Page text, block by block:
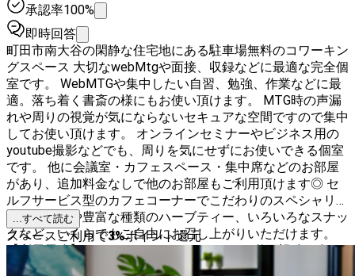
承認率100%
即時回答
町田市南大谷の閑静な住宅地にある駐車場無料のコワーキン
グスペース 大切なwebMtgや面接、収録などに最適な完全個
室です。 WebMTGや集中したい自習、勉強、作業などに最
適。落ち着く書斎の様にもお使い頂けます。 MTG時の声漏
れや周りの視覚が気にならないセキュアな空間ですので集中
してお使い頂けます。 オンラインセミナーやビジネス用の
youtube撮影などでも、周りを気にせずにお使いできる個室
です。 他に会議室・カフェスペース・集中席などのお部屋
があり、追加料金なしで他のお部屋もご利用頂けます◎ セ
ルフサービス型のカフェコーナーでこだわりのスペシャリテ
ィコーヒーや豊富な種類のハーブティー、いろいろなスナッ
クなど、いくらでもご自由にお召し上がりいただけます。
【利用用途】 WebMTG、リモートワーク、動画視聴、自
習、勉強、勉強会、読書、作業場、個人的な書斎の様にもご
...すべて読む
スペースご利用で3%ポイント還元